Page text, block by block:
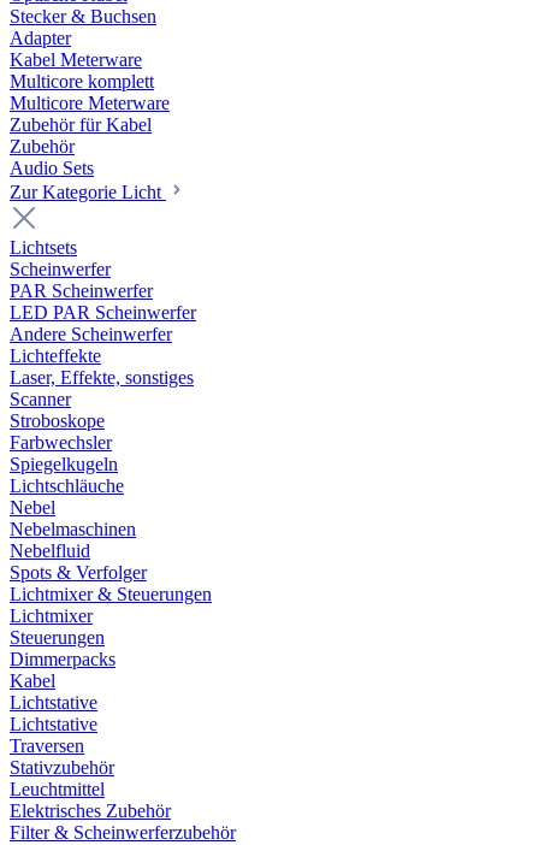
Stecker & Buchsen
Adapter
Kabel Meterware
Multicore komplett
Multicore Meterware
Zubehör für Kabel
Zubehör
Audio Sets
Zur Kategorie Licht
Lichtsets
Scheinwerfer
PAR Scheinwerfer
LED PAR Scheinwerfer
Andere Scheinwerfer
Lichteffekte
Laser, Effekte, sonstiges
Scanner
Stroboskope
Farbwechsler
Spiegelkugeln
Lichtschläuche
Nebel
Nebelmaschinen
Nebelfluid
Spots & Verfolger
Lichtmixer & Steuerungen
Lichtmixer
Steuerungen
Dimmerpacks
Kabel
Lichtstative
Lichtstative
Traversen
Stativzubehör
Leuchtmittel
Elektrisches Zubehör
Filter & Scheinwerferzubehör